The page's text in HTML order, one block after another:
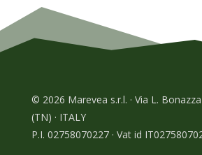
© 2026 Marevea s.r.l. · Via L.
(TN) · ITALY
P.I. 02758070227 · Vat id